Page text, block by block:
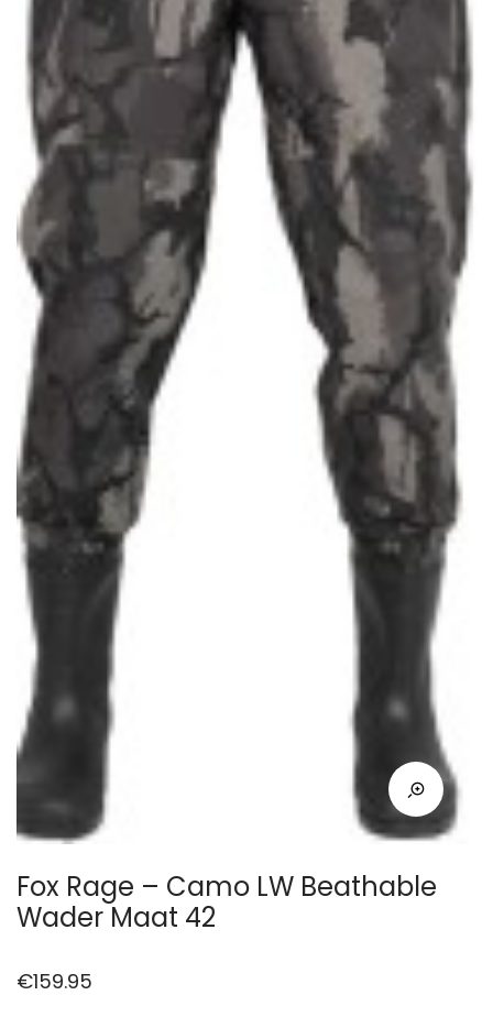
Fox Rage – Camo LW Beathable
Wader Maat 42
€159.95